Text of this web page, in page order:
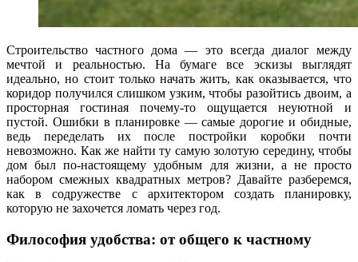
Строительство частного дома — это всегда диалог между
мечтой и реальностью. На бумаге все эскизы выглядят
идеально, но стоит только начать жить, как оказывается, что
коридор получился слишком узким, чтобы разойтись двоим, а
просторная гостиная почему-то ощущается неуютной и
пустой. Ошибки в планировке — самые дорогие и обидные,
ведь переделать их после постройки коробки почти
невозможно. Как же найти ту самую золотую середину, чтобы
дом был по-настоящему удобным для жизни, а не просто
набором смежных квадратных метров? Давайте разберемся,
как в содружестве с архитектором создать планировку,
которую не захочется ломать через год.
Философия удобства: от общего к частному